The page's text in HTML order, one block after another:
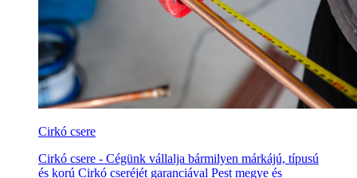
Cirkó csere
Cirkó csere - Cégünk vállalja bármilyen márkájú, típusú
és korú Cirkó cseréjét garanciával Pest megye és